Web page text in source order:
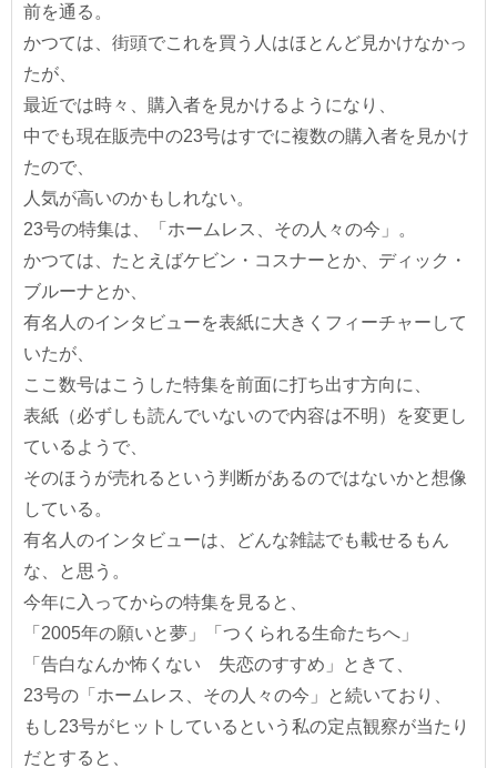
前を通る。
かつては、街頭でこれを買う人はほとんど見かけなかっ
たが、
最近では時々、購入者を見かけるようになり、
中でも現在販売中の23号はすでに複数の購入者を見かけ
たので、
人気が高いのかもしれない。
23号の特集は、「ホームレス、その人々の今」。
かつては、たとえばケビン・コスナーとか、ディック・
ブルーナとか、
有名人のインタビューを表紙に大きくフィーチャーして
いたが、
ここ数号はこうした特集を前面に打ち出す方向に、
表紙（必ずしも読んでいないので内容は不明）を変更し
ているようで、
そのほうが売れるという判断があるのではないかと想像
している。
有名人のインタビューは、どんな雑誌でも載せるもん
な、と思う。
今年に入ってからの特集を見ると、
「2005年の願いと夢」「つくられる生命たちへ」
「告白なんか怖くない 失恋のすすめ」ときて、
23号の「ホームレス、その人々の今」と続いており、
もし23号がヒットしているという私の定点観察が当たり
だとすると、